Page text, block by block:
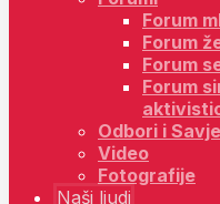
Forum
Forum
Forum
Forum
Odbori i
Video
Fotografije
Naši ljudi